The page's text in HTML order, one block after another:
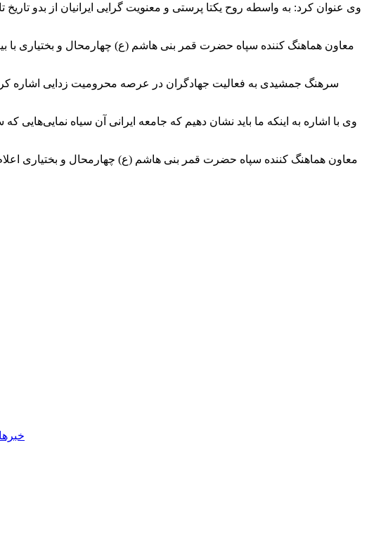
وی عنوان کرد: به واسطه روح یکتا پرستی و معنویت گرایی ایرانیان از بدو
معاون هماهنگ کننده سپاه حضرت قمر بنی هاشم (ع) چهارمحال و بختیاری با
سرهنگ جمشیدی به فعالیت جهادگران در عرصه محرومیت زدایی اشاره
وی با اشاره به اینکه ما باید نشان دهیم که جامعه ایرانی آن سیاه
معاون هماهنگ کننده سپاه حضرت قمر بنی هاشم (ع) چهارمحال و بختیاری